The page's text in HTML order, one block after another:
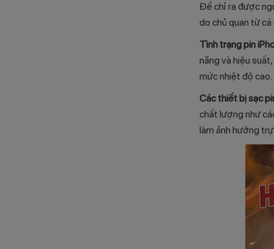
Để chỉ ra được
do chủ quan từ
Tình trạng pin
năng và hiệu
mức nhiệt độ cao.
Các thiết bị sạc
chất lượng như
làm ảnh hưởng